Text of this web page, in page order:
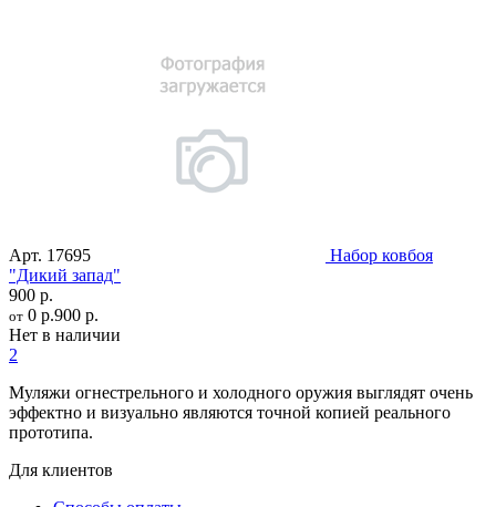
Арт. 17695
Набор ковбоя
"Дикий запад"
900 р.
от 0 р.900 р.
Нет в наличии
2
Муляжи огнестрельного и холодного оружия выглядят очень
эффектно и визуально являются точной копией реального
прототипа.
Для клиентов